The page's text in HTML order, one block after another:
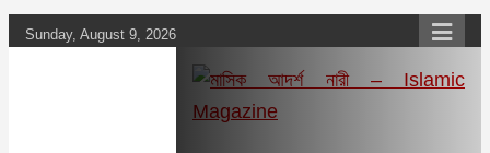
Skip
Sunday, August 9, 2026